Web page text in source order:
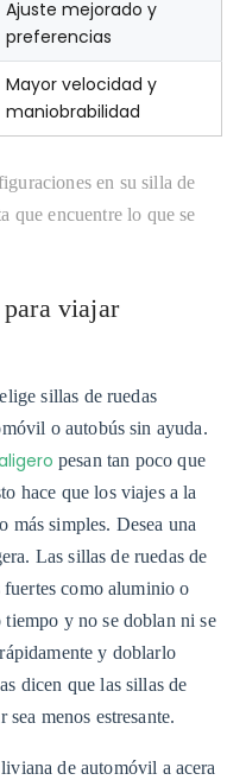
Ajuste mejorado y
preferencias
Mayor velocidad y
maniobrabilidad
en su silla de
que encuentre lo que se
viajar
sillas de ruedas
o autobús sin ayuda.
pesan tan poco que
hace que los viajes a la
más simples. Desea una
Las sillas de ruedas de
como aluminio o
y no se doblan ni se
y doblarlo
dicen que las sillas de
menos estresante.
de automóvil a acera